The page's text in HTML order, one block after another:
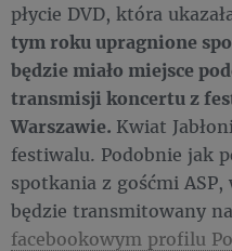
płycie DVD, która
tym roku upragnione
będzie miało miejsce
transmisji koncertu z
Warszawie. Kwiat
festiwalu. Podobnie jak
spotkania z gośćmi
będzie transmitowany
facebookowym profilu